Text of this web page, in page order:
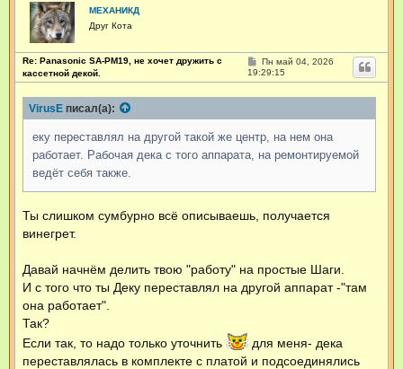
МЕХАНИКД
Друг Кота
Re: Panasonic SA-PM19, не хочет дружить с
кассетной декой.
С
о
о
и
е
Пн май 04, 2026
19:29:15
VirusE писал(а):
еку переставлял на другой такой же центр, на нем она
работает. Рабочая дека с того аппарата, на ремонтируемой
ведёт себя также.
Ты слишком сумбурно всё описываешь, получается
винегрет.
Давай начнём делить твою "работу" на простые Шаги.
И с того что ты Деку переставлял на другой аппарат -"там
она работает".
Так?
Если так, то надо только уточнить
для меня- дека
переставлялась в комплекте с платой и подсоединялись